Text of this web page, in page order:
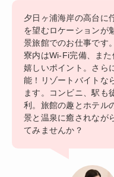
夕日ヶ浦海岸の高台に
を望むロケーションが
景旅館でのお仕事です。
寮内はWi-Fi完備、ま
嬉しいポイント。さら
能！リゾートバイトな
ます。コンビニ、駅も
利。旅館の趣とホテル
景と温泉に癒されなが
てみませんか？